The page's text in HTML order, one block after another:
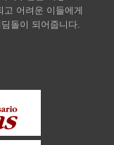
어려운 이들에게
돌이 되어줍니다.